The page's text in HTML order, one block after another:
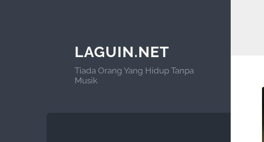
LAGUIN.NET
Tiada Orang Yang Hidup Tanpa
Musik